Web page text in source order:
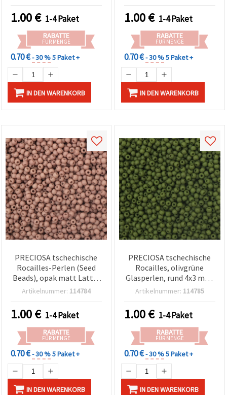
1.00€ 1-4 Paket
RABATTE
FÜR MENGE
0.70 €- 30 %5 Paket +
IN DEN WARENKORB
1.00€ 1-4 Paket
RABATTE
FÜR MENGE
0.70 €- 30 %5 Paket +
IN DEN WARENKORB
PRECIOSA tschechische
Rocailles-Perlen (Seed
Beads), opak matt Latte,
4x3 mm, Loch: 1 mm –
Stickerei & DIY-Basteln –
20 g (~320 Stück)
Artikelnummer: 114784
1.00€ 1-4 Paket
RABATTE
FÜR MENGE
0.70 €- 30 %5 Paket +
IN DEN WARENKORB
PRECIOSA tschechische
Rocailles, olivgrüne
Glasperlen, rund 4x3 mm,
Loch Ø 1 mm, opak matt,
Artikelnummer: 114785
1.00€ 1-4 Paket
RABATTE
FÜR MENGE
0.70 €- 30 %5 Paket +
IN DEN WARENKORB